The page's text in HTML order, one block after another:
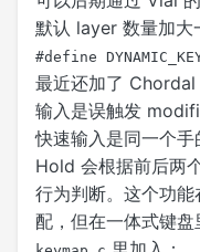
默认 layer 数量加大
#define
最近还加了
输入是误触发
快速输入是同一个
Hold 会根据前后两
行为判断。这个功
配，但在一体式键